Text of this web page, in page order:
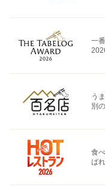
一
う
別
食
ば